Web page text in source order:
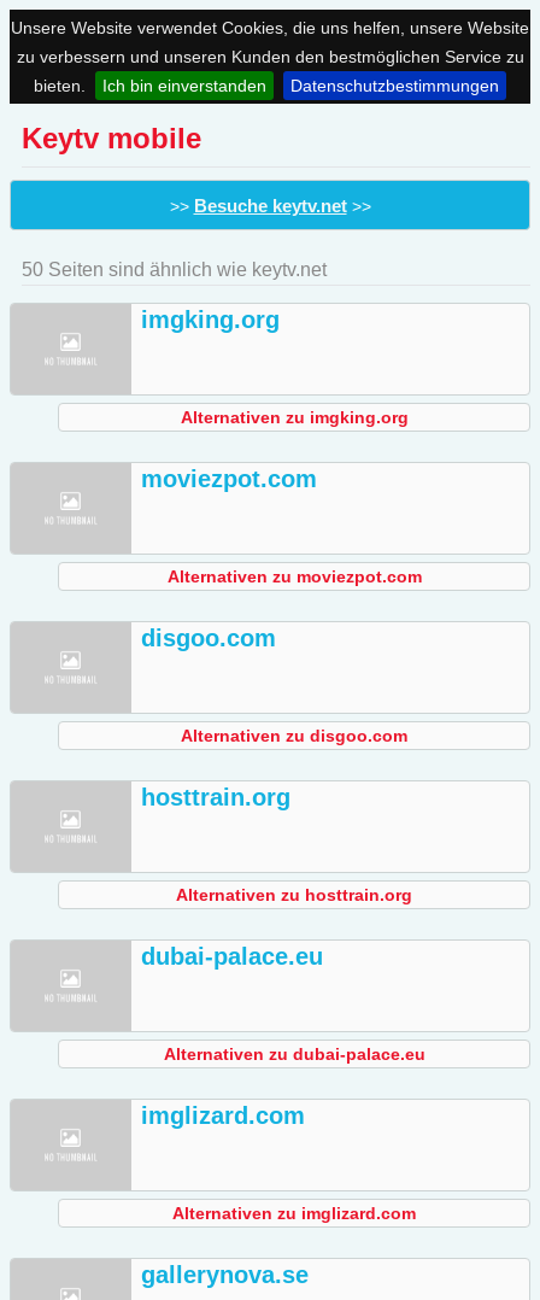
Unsere Website verwendet Cookies, die uns helfen, unsere Website
zu verbessern und unseren Kunden den bestmöglichen Service zu
bieten.
Ich bin einverstanden Datenschutzbestimmungen
Keytv mobile
>> Besuche keytv.net>>
50 Seiten sind ähnlich wie keytv.net
imgking.org
Alternativen zu imgking.org
moviezpot.com
Alternativen zu moviezpot.com
disgoo.com
Alternativen zu disgoo.com
hosttrain.org
Alternativen zu hosttrain.org
dubai-palace.eu
Alternativen zu dubai-palace.eu
imglizard.com
Alternativen zu imglizard.com
gallerynova.se